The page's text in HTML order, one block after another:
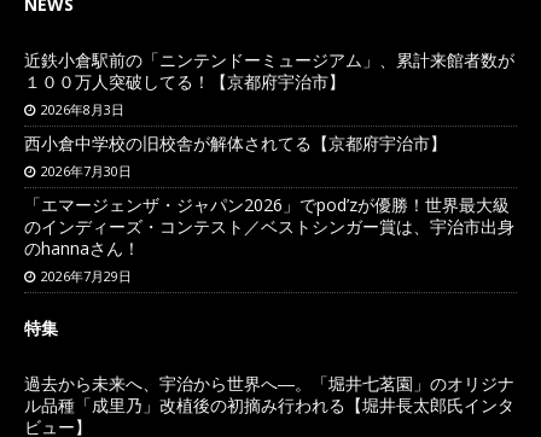
近鉄小倉駅前の「ニンテンドーミュージアム」、累計来館者数が
１００万人突破してる！【京都府宇治市】
2026年8月3日
西小倉中学校の旧校舎が解体されてる【京都府宇治市】
2026年7月30日
「エマージェンザ・ジャパン2026」でpod’zが優勝！世界最大級
のインディーズ・コンテスト／ベストシンガー賞は、宇治市出身
のhannaさん！
2026年7月29日
特集
過去から未来へ、宇治から世界へ―。「堀井七茗園」のオリジナ
ル品種「成里乃」改植後の初摘み行われる【堀井長太郎氏インタ
ビュー】